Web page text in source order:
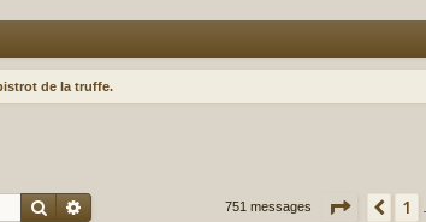
de la truffe.
RechercherRecherche avancée751 messages Page 48
1